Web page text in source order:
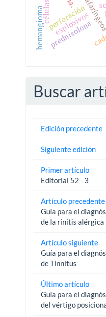
perforación
explosivos
prednisolona
hemangioma
Buscar
Edición precedente
Siguiente edición
Primer artículo
Editorial 52 - 3
Artículo precedente
Guía para el
de la rinitis alérgica
Artículo siguiente
Guía para el
de Tinnitus
Último artículo
Guía para el
del vértigo